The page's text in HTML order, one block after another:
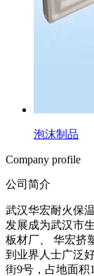
泡沫制品
Company profile
公司简介
武汉华宏耐火保
发展成为武汉市
板材厂、 华宏挤
到业界人士广泛
街9号，占地面积